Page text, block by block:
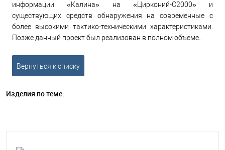
информации «Калина» на «Цирконий-С2000» и
существующих средств обнаружения на современные с
более высокими тактико-техническими характеристиками.
Позже данный проект был реализован в полном объеме..
Вернуться к списку
Изделия по теме: